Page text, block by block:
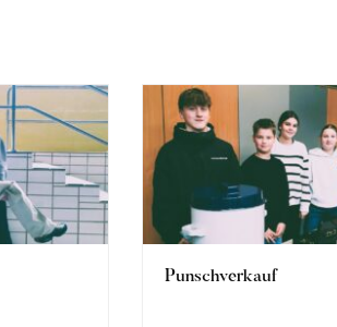
Punschverkauf